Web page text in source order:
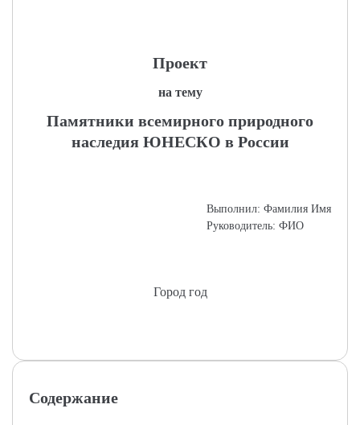
Проект
на тему
Памятники всемирного природного
наследия ЮНЕСКО в России
Выполнил: Фамилия Имя
Руководитель: ФИО
Город год
Содержание